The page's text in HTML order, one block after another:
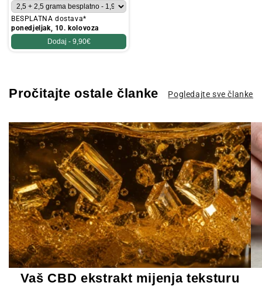
BESPLATNA dostava*
ponedjeljak, 10. kolovoza
Dodaj - 9,90€
Pročitajte ostale članke Pogledajte sve članke
Vaš CBD ekstrakt mijenja teksturu